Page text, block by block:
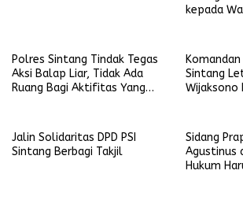
kepada
Polres Sintang Tindak Tegas
Aksi Balap Liar, Tidak Ada
Ruang Bagi Aktifitas Yang
Sintang
Wijaksono
Jalin Solidaritas DPD PSI
Sintang Berbagi Takjil
Sidang
Agustinus
Hukum